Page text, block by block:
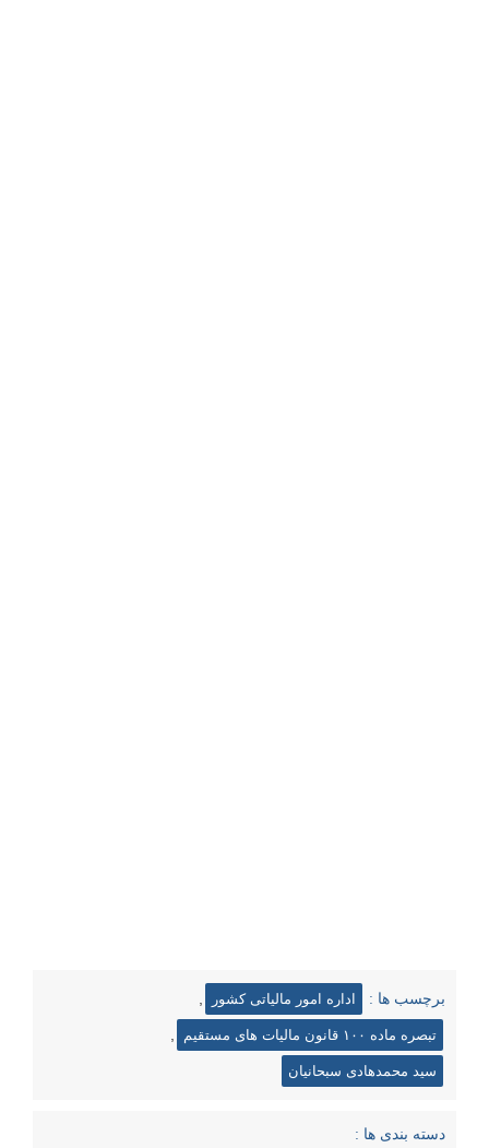
برچسب ها : اداره امور مالیاتی کشور ,
تبصره ماده ۱۰۰ قانون مالیات های مستقیم ,
سید محمدهادی سبحانیان
دسته بندی ها :